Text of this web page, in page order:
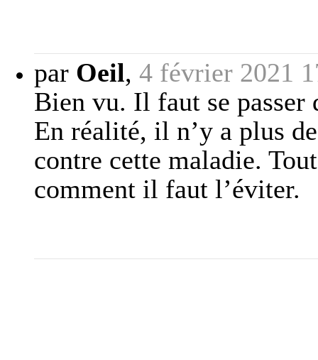
par Oeil, 4 février 2021
Bien vu. Il faut se passer
En réalité, il n’y a plus
contre cette maladie.
comment il faut l’éviter.